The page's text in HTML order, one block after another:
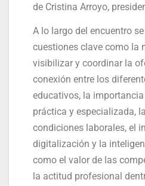
de Cristina Arroyo,
A lo largo del encuentro
cuestiones clave como la
visibilizar y coordinar la
conexión entre los
educativos, la
práctica y especializada,
condiciones laborales, el
digitalización y la
como el valor de las
la actitud profesional